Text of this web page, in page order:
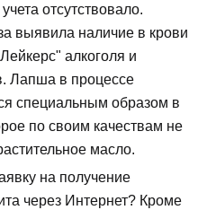
отсутствовало.
выявила наличие в крови
алкоголя и
Лапша в процессе
специальным образом в
по своим качествам не
масло.
на получение
через Интернет? Кроме